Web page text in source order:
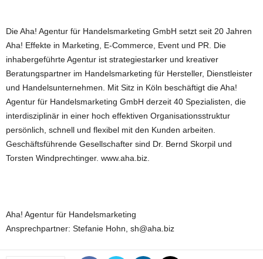
Die Aha! Agentur für Handelsmarketing GmbH setzt seit 20 Jahren
Aha! Effekte in Marketing, E-Commerce, Event und PR. Die
inhabergeführte Agentur ist strategiestarker und kreativer
Beratungspartner im Handelsmarketing für Hersteller, Dienstleister
und Handelsunternehmen. Mit Sitz in Köln beschäftigt die Aha!
Agentur für Handelsmarketing GmbH derzeit 40 Spezialisten, die
interdisziplinär in einer hoch effektiven Organisationsstruktur
persönlich, schnell und flexibel mit den Kunden arbeiten.
Geschäftsführende Gesellschafter sind Dr. Bernd Skorpil und
Torsten Windprechtinger. www.aha.biz.
Aha! Agentur für Handelsmarketing
Ansprechpartner: Stefanie Hohn, sh@aha.biz